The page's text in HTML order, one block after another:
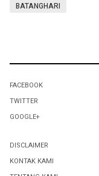
BATANGHARI
FACEBOOK
TWITTER
GOOGLE+
DISCLAIMER
KONTAK KAMI